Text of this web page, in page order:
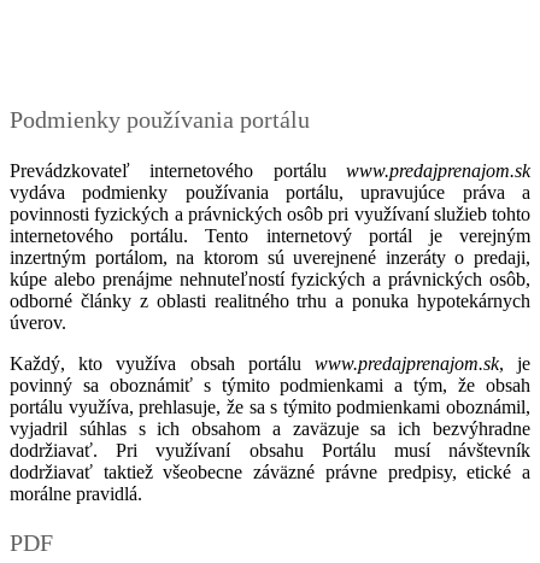
Podmienky používania portálu
Prevádzkovateľ internetového portálu www.predajprenajom.sk
vydáva podmienky používania portálu, upravujúce práva a
povinnosti fyzických a právnických osôb pri využívaní služieb tohto
internetového portálu. Tento internetový portál je verejným
inzertným portálom, na ktorom sú uverejnené inzeráty o predaji,
kúpe alebo prenájme nehnuteľností fyzických a právnických osôb,
odborné články z oblasti realitného trhu a ponuka hypotekárnych
úverov.
Každý, kto využíva obsah portálu www.predajprenajom.sk, je
povinný sa oboznámiť s týmito podmienkami a tým, že obsah
portálu využíva, prehlasuje, že sa s týmito podmienkami oboznámil,
vyjadril súhlas s ich obsahom a zaväzuje sa ich bezvýhradne
dodržiavať. Pri využívaní obsahu Portálu musí návštevník
dodržiavať taktiež všeobecne záväzné právne predpisy, etické a
morálne pravidlá.
PDF